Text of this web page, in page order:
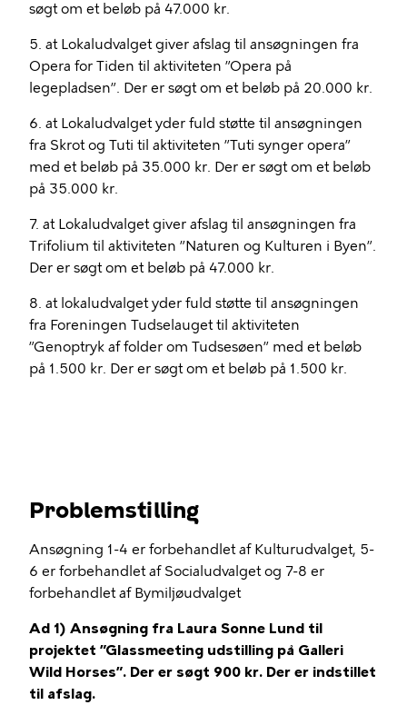
søgt om et beløb på 47.000 kr.
5. at Lokaludvalget giver afslag til ansøgningen fra
Opera for Tiden til aktiviteten ”Opera på
legepladsen”. Der er søgt om et beløb på 20.000 kr.
6. at Lokaludvalget yder fuld støtte til ansøgningen
fra Skrot og Tuti til aktiviteten ”Tuti synger opera”
med et beløb på 35.000 kr. Der er søgt om et beløb
på 35.000 kr.
7. at Lokaludvalget giver afslag til ansøgningen fra
Trifolium til aktiviteten ”Naturen og Kulturen i Byen”.
Der er søgt om et beløb på 47.000 kr.
8. at lokaludvalget yder fuld støtte til ansøgningen
fra Foreningen Tudselauget til aktiviteten
”Genoptryk af folder om Tudsesøen” med et beløb
på 1.500 kr. Der er søgt om et beløb på 1.500 kr.
Problemstilling
Ansøgning 1-4 er forbehandlet af Kulturudvalget, 5-
6 er forbehandlet af Socialudvalget og 7-8 er
forbehandlet af Bymiljøudvalget
Ad 1) Ansøgning fra Laura Sonne Lund til
projektet ”Glassmeeting udstilling på Galleri
Wild Horses”. Der er søgt 900 kr. Der er indstillet
til afslag.